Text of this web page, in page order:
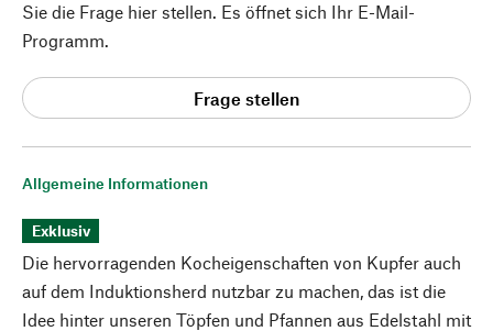
Allgemeine Informationen
Exklusiv
Die hervorragenden Kocheigenschaften von Kupfer auch
auf dem Induktionsherd nutzbar zu machen, das ist die
Idee hinter unseren Töpfen und Pfannen aus Edelstahl mit
Sie die Frage hier stellen. Es öffnet sich Ihr E-Mail-
Programm.
Frage stellen